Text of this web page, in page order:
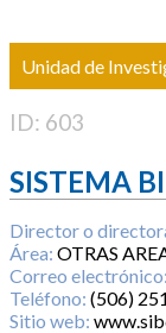
Unidad de
ID: 603
SISTEMA
Director o
Área: OTRAS
Correo electrónico:
Teléfono: (506)
Sitio web: